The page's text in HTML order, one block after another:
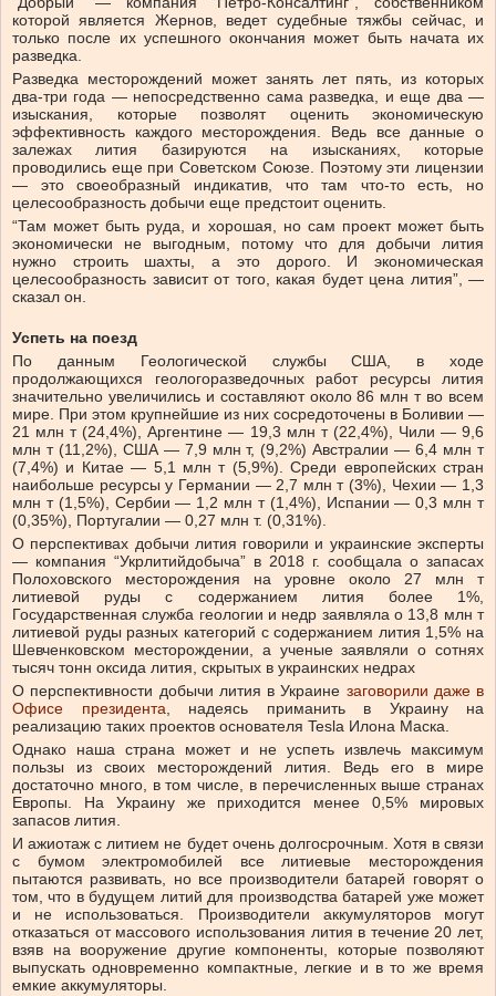
которой является Жернов, ведет судебные тяжбы сейчас, и
только после их успешного окончания может быть начата их
разведка.
Разведка месторождений может занять лет пять, из которых
два-три года — непосредственно сама разведка, и еще два —
изыскания, которые позволят оценить экономическую
эффективность каждого месторождения. Ведь все данные о
залежах лития базируются на изысканиях, которые
проводились еще при Советском Союзе. Поэтому эти лицензии
— это своеобразный индикатив, что там что-то есть, но
целесообразность добычи еще предстоит оценить.
“Там может быть руда, и хорошая, но сам проект может быть
экономически не выгодным, потому что для добычи лития
нужно строить шахты, а это дорого. И экономическая
целесообразность зависит от того, какая будет цена лития”, —
сказал он.
Успеть на поезд
По данным Геологической службы США, в ходе
продолжающихся геологоразведочных работ ресурсы лития
значительно увеличились и составляют около 86 млн т во всем
мире. При этом крупнейшие из них сосредоточены в Боливии —
21 млн т (24,4%), Аргентине — 19,3 млн т (22,4%), Чили — 9,6
млн т (11,2%), США — 7,9 млн т, (9,2%) Австралии — 6,4 млн т
(7,4%) и Китае — 5,1 млн т (5,9%). Среди европейских стран
наибольше ресурсы у Германии — 2,7 млн т (3%), Чехии — 1,3
млн т (1,5%), Сербии — 1,2 млн т (1,4%), Испании — 0,3 млн т
(0,35%), Португалии — 0,27 млн т. (0,31%).
О перспективах добычи лития говорили и украинские эксперты
— компания “Укрлитийдобыча” в 2018 г. сообщала о запасах
Полоховского месторождения на уровне около 27 млн т
литиевой руды с содержанием лития более 1%,
Государственная служба геологии и недр заявляла о 13,8 млн т
литиевой руды разных категорий с содержанием лития 1,5% на
Шевченковском месторождении, а ученые заявляли о сотнях
тысяч тонн оксида лития, скрытых в украинских недрах
О перспективности добычи лития в Украине заговорили даже в
Офисе президента, надеясь приманить в Украину на
реализацию таких проектов основателя Tesla Илона Маска.
Однако наша страна может и не успеть извлечь максимум
пользы из своих месторождений лития. Ведь его в мире
достаточно много, в том числе, в перечисленных выше странах
Европы. На Украину же приходится менее 0,5% мировых
запасов лития.
И ажиотаж с литием не будет очень долгосрочным. Хотя в связи
с бумом электромобилей все литиевые месторождения
пытаются развивать, но все производители батарей говорят о
том, что в будущем литий для производства батарей уже может
и не использоваться. Производители аккумуляторов могут
отказаться от массового использования лития в течение 20 лет,
взяв на вооружение другие компоненты, которые позволяют
выпускать одновременно компактные, легкие и в то же время
емкие аккумуляторы.